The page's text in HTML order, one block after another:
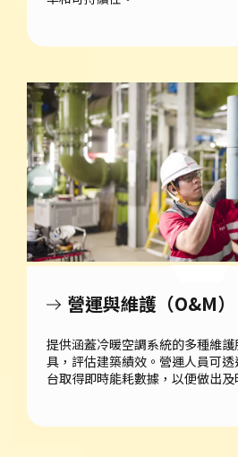
營運與維護（O&M）
提供涵蓋冷暖空調系統的多種維
具，評估建築績效。營運人員可
台取得即時能耗數據，以便做出及